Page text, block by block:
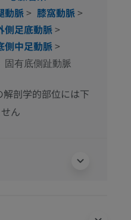
動脈> 膝窩動脈>
側足底動脈>
側中足動脈>
固有底側趾動脈
解剖学的部位には下
ん